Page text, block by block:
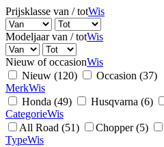
Prijsklasse van / totWis
Modeljaar van / totWis
Nieuw of occasionWis
Nieuw (120)
Occasion (37)
MerkWis
Honda (49)
Husqvarna (6)
CategorieWis
All Road (51)
Chopper (5)
TypeWis